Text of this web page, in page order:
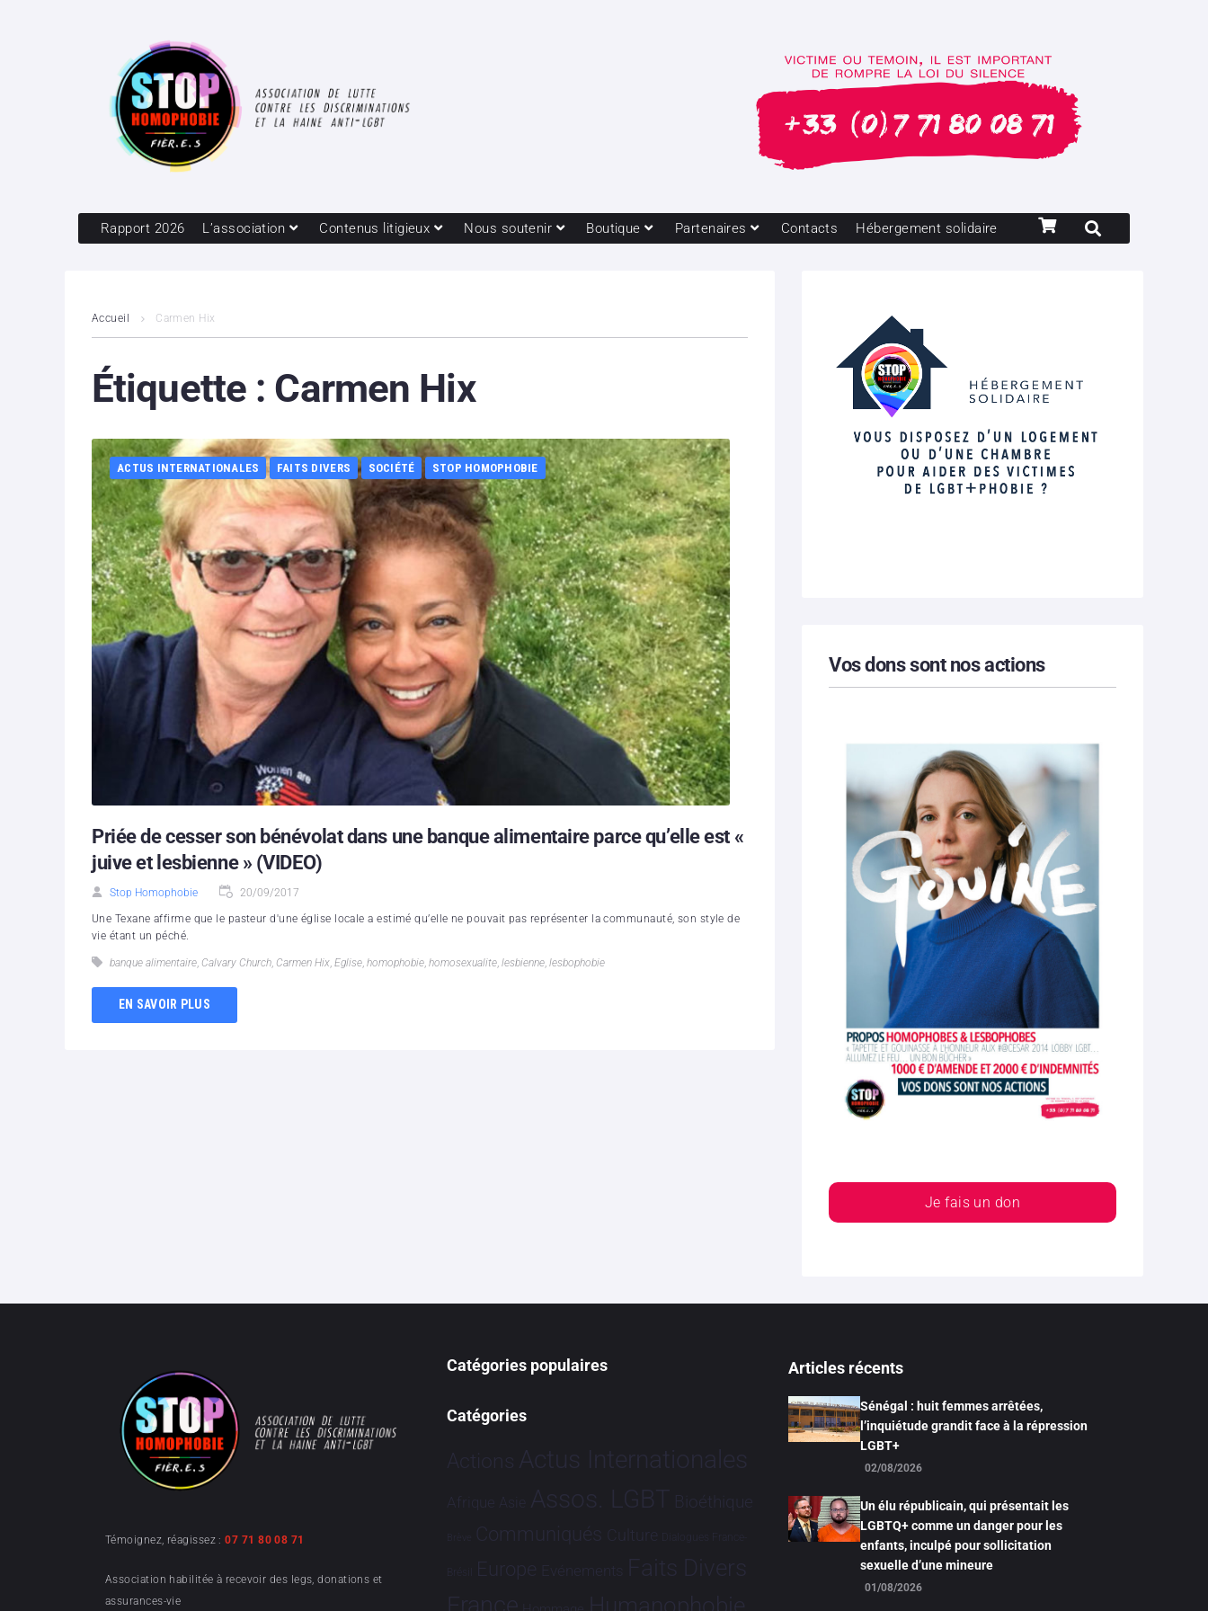
Rapport 2026 L’association Contenus litigieux Nous soutenir Boutique Partenaires Contacts Hébergement solidaire
Accueil Carmen Hix
Étiquette : Carmen Hix
ACTUS INTERNATIONALES FAITS DIVERS SOCIÉTÉ STOP HOMOPHOBIE
Priée de cesser son bénévolat dans une banque alimentaire parce qu’elle est «
juive et lesbienne » (VIDEO)
Stop Homophobie 20/09/2017
Une Texane affirme que le pasteur d'une église locale a estimé qu’elle ne pouvait pas représenter la communauté, son style de
vie étant un péché.
banque alimentaire Calvary Church Carmen Hix Eglise homophobie homosexualite lesbienne lesbophobie
EN SAVOIR PLUS
Vos dons sont nos actions
Je fais un don
Témoignez, réagissez :07 71 80 08 71
Association habilitée à recevoir des legs, donations et
assurances-vie
Catégories populaires
Catégories
Actions Actus Internationales
Afrique Asie Assos. LGBT Bioéthique
Brève Communiqués Culture Dialogues France-
Brésil Europe Evénements Faits Divers
Humanophobie
Articles récents
Sénégal : huit femmes arrêtées,
l’inquiétude grandit face à la répression
LGBT+
02/08/2026
Un élu républicain, qui présentait les
LGBTQ+ comme un danger pour les
enfants, inculpé pour sollicitation
sexuelle d’une mineure
01/08/2026